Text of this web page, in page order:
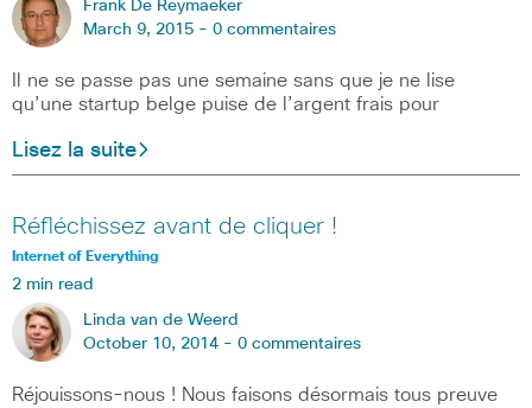
Frank De Reymaeker
March 9, 2015 - 0 commentaires
Il ne se passe pas une semaine sans que je ne lise
qu’une startup belge puise de l’argent frais pour
Lisez la suite
Réfléchissez avant de cliquer !
Internet of Everything
2 min read
Linda van de Weerd
October 10, 2014 - 0 commentaires
Réjouissons-nous ! Nous faisons désormais tous preuve